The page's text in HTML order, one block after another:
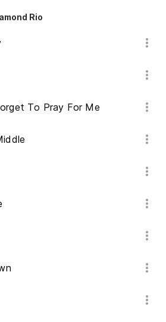
Rio
To Pray For Me